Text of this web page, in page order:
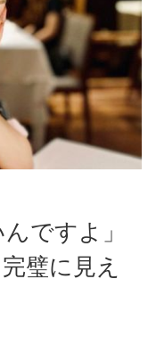
ですよ」
璧に見え